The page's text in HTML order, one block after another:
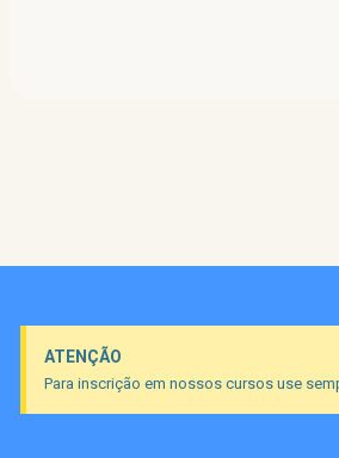
ATENÇÃO
Para inscrição em nossos cursos use